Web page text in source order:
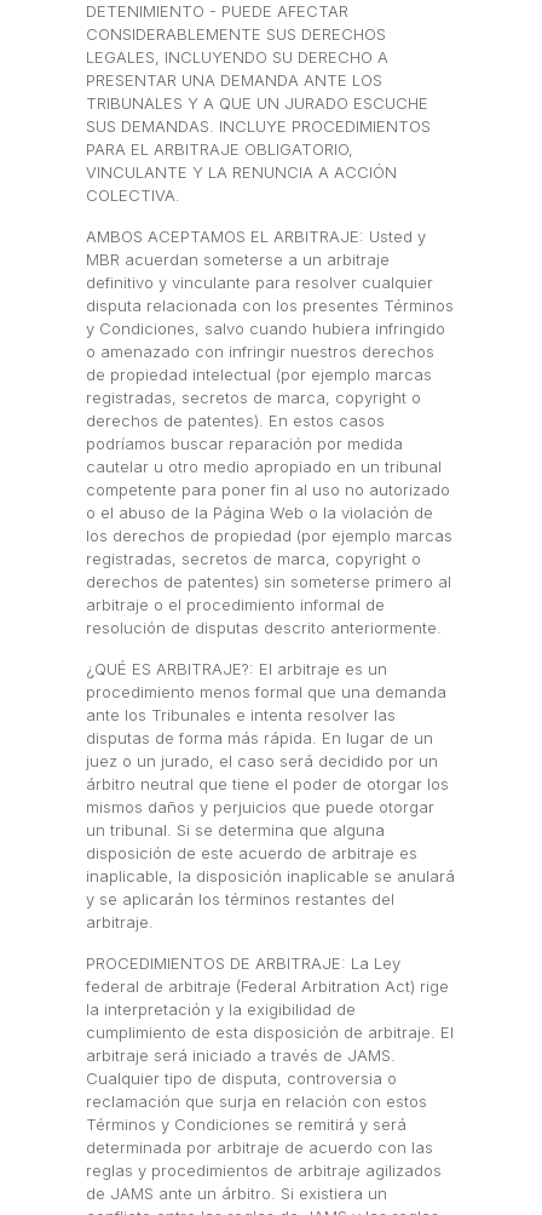
DETENIMIENTO - PUEDE AFECTAR
CONSIDERABLEMENTE SUS DERECHOS
LEGALES, INCLUYENDO SU DERECHO A
PRESENTAR UNA DEMANDA ANTE LOS
TRIBUNALES Y A QUE UN JURADO ESCUCHE
SUS DEMANDAS. INCLUYE PROCEDIMIENTOS
PARA EL ARBITRAJE OBLIGATORIO,
VINCULANTE Y LA RENUNCIA A ACCIÓN
COLECTIVA.
AMBOS ACEPTAMOS EL ARBITRAJE: Usted y
MBR acuerdan someterse a un arbitraje
definitivo y vinculante para resolver cualquier
disputa relacionada con los presentes Términos
y Condiciones, salvo cuando hubiera infringido
o amenazado con infringir nuestros derechos
de propiedad intelectual (por ejemplo marcas
registradas, secretos de marca, copyright o
derechos de patentes). En estos casos
podríamos buscar reparación por medida
cautelar u otro medio apropiado en un tribunal
competente para poner fin al uso no autorizado
o el abuso de la Página Web o la violación de
los derechos de propiedad (por ejemplo marcas
registradas, secretos de marca, copyright o
derechos de patentes) sin someterse primero al
arbitraje o el procedimiento informal de
resolución de disputas descrito anteriormente.
¿QUÉ ES ARBITRAJE?: El arbitraje es un
procedimiento menos formal que una demanda
ante los Tribunales e intenta resolver las
disputas de forma más rápida. En lugar de un
juez o un jurado, el caso será decidido por un
árbitro neutral que tiene el poder de otorgar los
mismos daños y perjuicios que puede otorgar
un tribunal. Si se determina que alguna
disposición de este acuerdo de arbitraje es
inaplicable, la disposición inaplicable se anulará
y se aplicarán los términos restantes del
arbitraje.
PROCEDIMIENTOS DE ARBITRAJE: La Ley
federal de arbitraje (Federal Arbitration Act) rige
la interpretación y la exigibilidad de
cumplimiento de esta disposición de arbitraje. El
arbitraje será iniciado a través de JAMS.
Cualquier tipo de disputa, controversia o
reclamación que surja en relación con estos
Términos y Condiciones se remitirá y será
determinada por arbitraje de acuerdo con las
reglas y procedimientos de arbitraje agilizados
de JAMS ante un árbitro. Si existiera un